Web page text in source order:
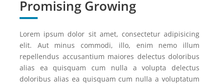
Promising Growing
Lorem ipsum dolor sit amet, consectetur adipisicing
elit. Aut minus commodi, illo, enim nemo illum
repellendus accusantium maiores delectus doloribus
alias ea quisquam cum nulla a volupta delectus
doloribus alias ea quisquam cum nulla a voluptatum